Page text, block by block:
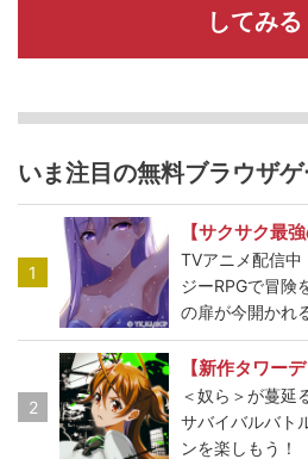
してみる
いま注目の無料ブラウザゲ
1
【サクサク最
TVアニメ配信中
ジーRPGで冒険
の扉が今開かれ
2
【新作タワー
＜奴ら＞が蔓延
サバイバルバト
ンを楽しもう！